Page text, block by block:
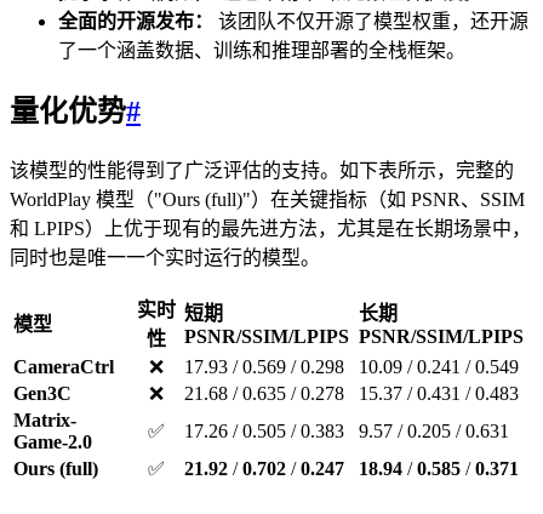
全面的开源发布：
该团队不仅开源了模型权重，还开源
了一个涵盖数据、训练和推理部署的全栈框架。
量化优势#
该模型的性能得到了广泛评估的支持。如下表所示，完整的
WorldPlay 模型（"Ours (full)"）在关键指标（如 PSNR、SSIM
和 LPIPS）上优于现有的最先进方法，尤其是在长期场景中，
同时也是唯一一个实时运行的模型。
模型
实时
性
短期
PSNR/SSIM/LPIPS
长期
PSNR/SSIM/LPIPS
CameraCtrl
❌ 17.93 / 0.569 / 0.298
10.09 / 0.241 / 0.549
Gen3C
❌ 21.68 / 0.635 / 0.278
15.37 / 0.431 / 0.483
Matrix-
Game-2.0
✅ 17.26 / 0.505 / 0.383
9.57 / 0.205 / 0.631
Ours (full)
✅ 21.92 /0.702 /0.247 18.94 /0.585 /0.371